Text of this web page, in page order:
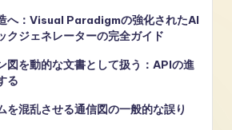
へ：Visual Paradigmの強化されたAI
クジェネレーターの完全ガイド
図を動的な文書として扱う：APIの進
る
を混乱させる通信図の一般的な誤り